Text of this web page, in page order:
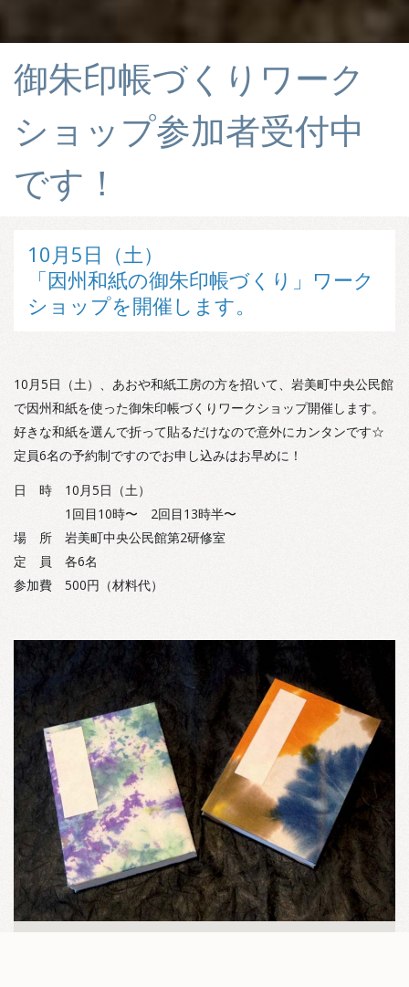
御朱印帳づくりワーク
ショップ参加者受付中
です！
10月5日（土）
「因州和紙の御朱印帳づくり」ワーク
ショップを開催します。
10月5日（土）、あおや和紙工房の方を招いて、岩美町中央公民館
で因州和紙を使った御朱印帳づくりワークショップ開催します。
好きな和紙を選んで折って貼るだけなので意外にカンタンです☆
定員6名の予約制ですのでお申し込みはお早めに！
日 時 10月5日（土）
1回目10時〜 2回目13時半〜
場 所 岩美町中央公民館第2研修室
定 員 各6名
参加費 500円（材料代）